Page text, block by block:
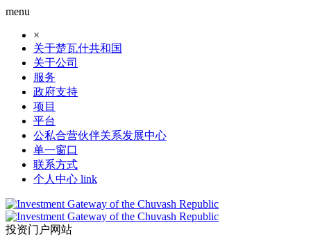
menu
×
关于楚瓦什共和国
关于公司
服务
政府支持
项目
平台
公私合营伙伴关系发展中心
单一窗口
联系方式
个人中心 link
投资门户网站